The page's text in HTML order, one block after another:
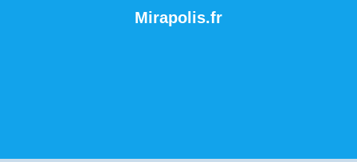
Mirapolis.fr